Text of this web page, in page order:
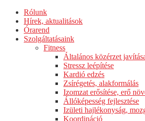
Rólunk
Hírek, aktualitások
Órarend
Szolgáltatásaink
Fitness
Általános közérzet
Stressz leépítése
Kardió edzés
Zsírégetés, alakformálás
Izomzat erősítése, erő
Állóképesség fejlesztése
Izületi hajlékonyság,
Koordináció